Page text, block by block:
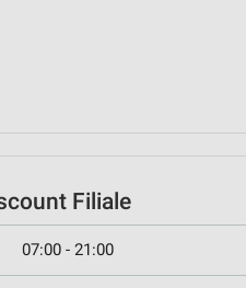
Filiale
07:00 - 21:00